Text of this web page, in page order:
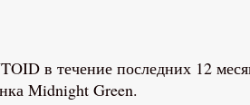
в течение последних 12
Midnight Green.